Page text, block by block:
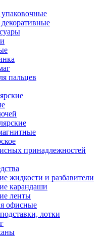
пальцев
принадлежностей
жидкости и разбавители
карандаши
ленты
офисные
лотки